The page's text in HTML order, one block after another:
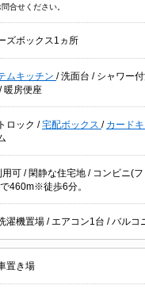
合せください。
ズボックス1ヵ所
ムキッチン /洗面台 / シャワー
/ 暖房便座
ロック /宅配ボックス / カード
用可 / 閑静な住宅地 / コンビニ(
460m※徒歩6分。
濯機置場 / エアコン1台 /バルコ
置き場